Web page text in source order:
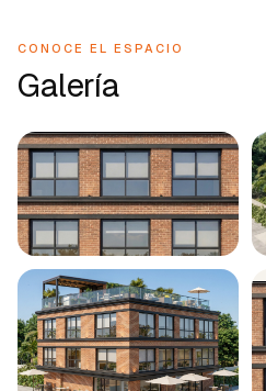
CONOCE EL ESPACIO
Galería